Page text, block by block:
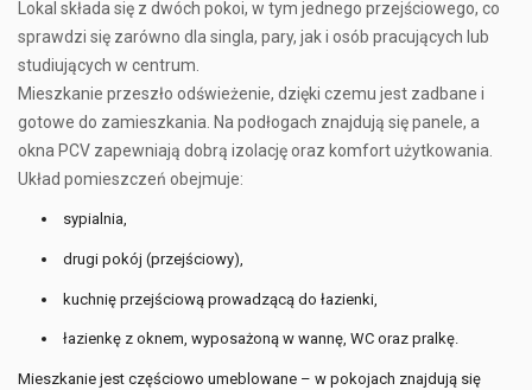
Lokal składa się z dwóch pokoi, w tym jednego przejściowego, co
sprawdzi się zarówno dla singla, pary, jak i osób pracujących lub
studiujących w centrum.
Mieszkanie przeszło odświeżenie, dzięki czemu jest zadbane i
gotowe do zamieszkania. Na podłogach znajdują się panele, a
okna PCV zapewniają dobrą izolację oraz komfort użytkowania.
Układ pomieszczeń obejmuje:
sypialnia,
drugi pokój (przejściowy),
kuchnię przejściową prowadzącą do łazienki,
łazienkę z oknem, wyposażoną w wannę, WC oraz pralkę.
Mieszkanie jest częściowo umeblowane – w pokojach znajdują się